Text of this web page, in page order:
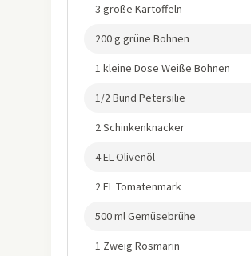
3 große Kartoffeln
200 g grüne Bohnen
1 kleine Dose Weiße Bohnen
1/2 Bund Petersilie
2 Schinkenknacker
4 EL Olivenöl
2 EL Tomatenmark
500 ml Gemüsebrühe
1 Zweig Rosmarin